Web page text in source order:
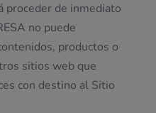
proceder de inmediato
no puede
productos o
sitios web que
con destino al Sitio